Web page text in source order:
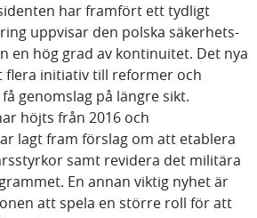
har framfört ett tydligt
uppvisar den polska säkerhets-
en hög grad av kontinuitet. Det nya
flera initiativ till reformer och
genomslag på längre sikt.
höjts från 2016 och
lagt fram förslag om att etablera
samt revidera det militära
En annan viktig nyhet är
att spela en större roll för att